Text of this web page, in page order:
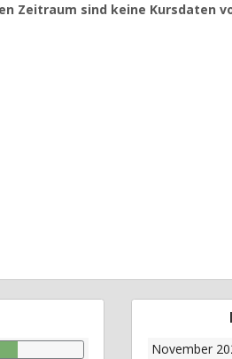
Zeitraum sind keine Kursdaten
November